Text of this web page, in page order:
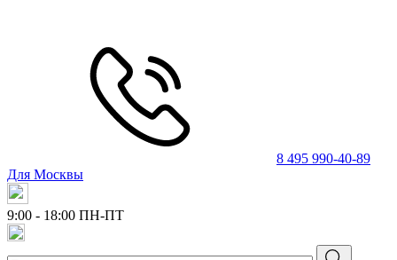
8 495 990-40-89
Для Москвы
9:00 - 18:00 ПН-ПТ